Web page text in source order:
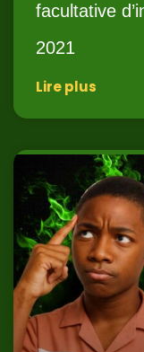
facultative
2021
Lire plus